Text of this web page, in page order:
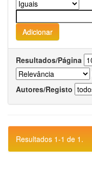
Resultados/Página
Autores/Registo
Resultados 1-1 de 1.